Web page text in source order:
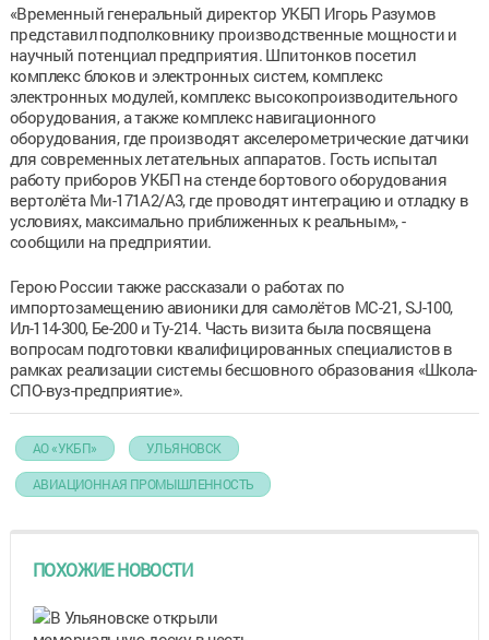
«Временный генеральный директор УКБП Игорь Разумов
представил подполковнику производственные мощности и
научный потенциал предприятия. Шпитонков посетил
комплекс блоков и электронных систем, комплекс
электронных модулей, комплекс высокопроизводительного
оборудования, а также комплекс навигационного
оборудования, где производят акселерометрические датчики
для современных летательных аппаратов. Гость испытал
работу приборов УКБП на стенде бортового оборудования
вертолёта Ми-171А2/А3, где проводят интеграцию и отладку в
условиях, максимально приближенных к реальным», -
сообщили на предприятии.
Герою России также рассказали о работах по
импортозамещению авионики для самолётов МС-21, SJ-100,
Ил-114-300, Бе-200 и Ту-214. Часть визита была посвящена
вопросам подготовки квалифицированных специалистов в
рамках реализации системы бесшовного образования «Школа-
СПО-вуз-предприятие».
АО «УКБП» УЛЬЯНОВСК
АВИАЦИОННАЯ ПРОМЫШЛЕННОСТЬ
ПОХОЖИЕ НОВОСТИ